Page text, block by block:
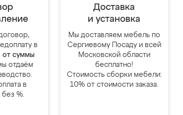
в
от суммы
отдаём
в
без %.
Доставка
и установка
Мы доставляем мебель по
Сергиевому Посаду и всей
Московской области
бесплатно!
Стоимость сборки мебели:
10% от стоимости заказа.